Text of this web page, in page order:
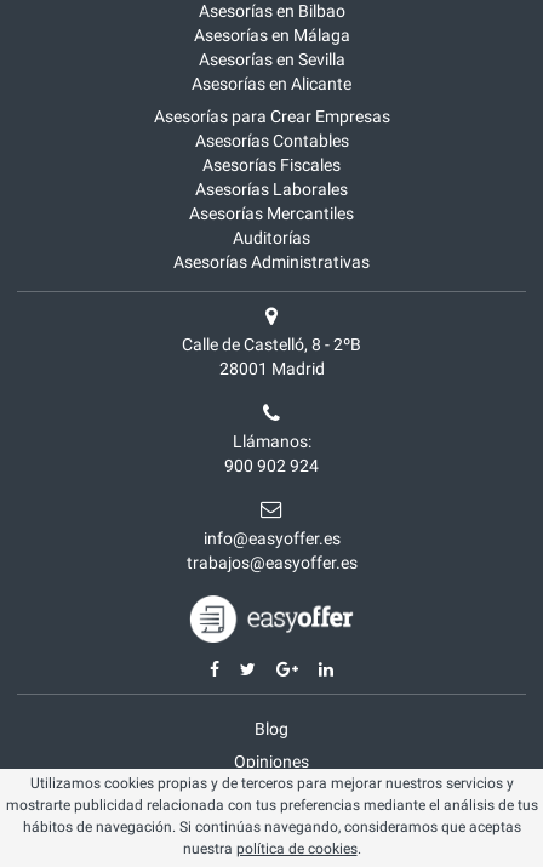
Asesorías en Bilbao
Asesorías en Málaga
Asesorías en Sevilla
Asesorías en Alicante
Asesorías para Crear Empresas
Asesorías Contables
Asesorías Fiscales
Asesorías Laborales
Asesorías Mercantiles
Auditorías
Asesorías Administrativas
Calle de Castelló, 8 - 2ºB
28001 Madrid
Llámanos:
900 902 924
info@easyoffer.es
trabajos@easyoffer.es
Blog
Opiniones
Aviso legal
Política cookies
Utilizamos cookies propias y de terceros para mejorar nuestros servicios y
mostrarte publicidad relacionada con tus preferencias mediante el análisis de tus
hábitos de navegación. Si continúas navegando, consideramos que aceptas
nuestra política de cookies.